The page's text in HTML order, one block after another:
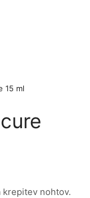
krepitev nohtov.